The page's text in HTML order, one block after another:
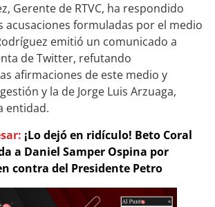
Gerente de RTVC, ha respondido
acusaciones formuladas por el medio
emitió un comunicado a
de Twitter, refutando
afirmaciones de este medio y
y la de Jorge Luis Arzuaga,
entidad.
¡Lo dejó en ridículo! Beto Coral
a Daniel Samper Ospina por
contra del Presidente Petro